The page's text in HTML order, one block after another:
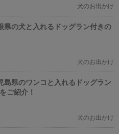
犬のお出かけ
県の犬と入れるドッグラン付きの
犬のお出かけ
島県のワンコと入れるドッグラン
ご紹介！
犬のお出かけ